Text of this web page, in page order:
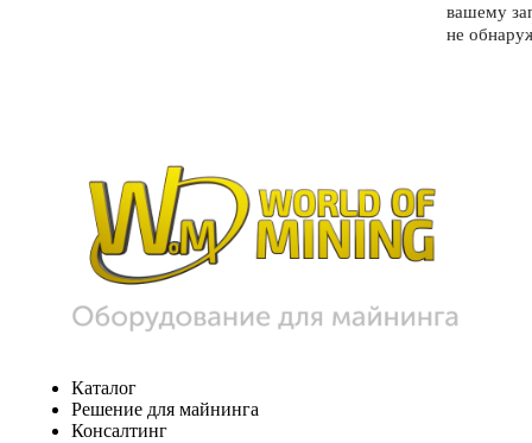
вашему
не
Каталог
Решение для майнинга
Консалтинг